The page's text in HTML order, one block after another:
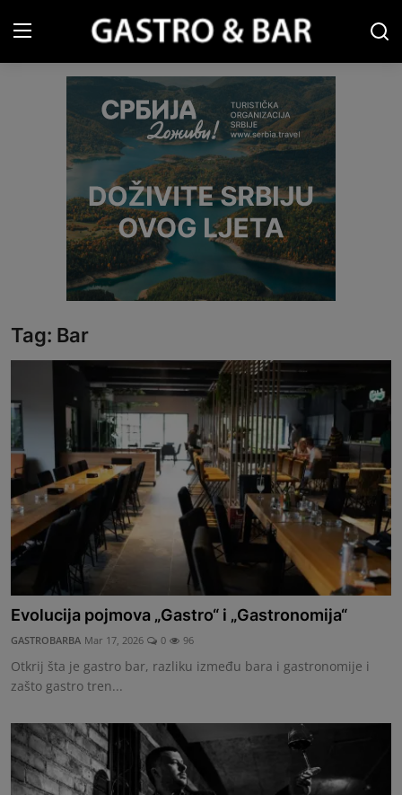
Registracija
Naslovna
Gastro&Bar TV
Restorani & Barovi
Gastro vodič
Recepti
G&B Oglasi
Tag: Bar
Evolucija pojmova „Gastro“ i „Gastronomija“
GASTROBARBA Mar 17, 2026 0 96
Otkrij šta je gastro bar, razliku između bara i gastronomije i
zašto gastro tren...